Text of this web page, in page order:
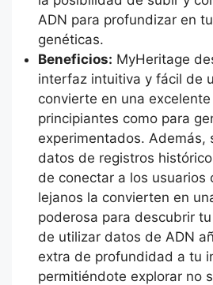
ADN para profundizar en
genéticas.
Beneficios: MyHeritage
interfaz intuitiva y fácil de
convierte en una
principiantes como para
experimentados. Además,
datos de registros
de conectar a los usuarios
lejanos la convierten en
poderosa para descubrir
de utilizar datos de ADN
extra de profundidad a tu
permitiéndote explorar no